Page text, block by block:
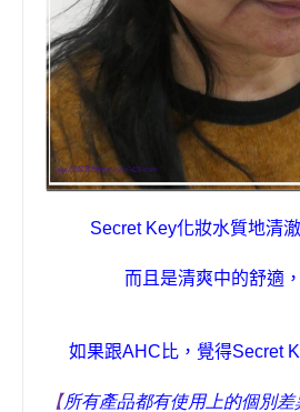
Secret Key化妝水質地清澈
而且是清爽中的舒適
如果跟AHC 比，覺得Secret
【所有產品都有使用上的個別